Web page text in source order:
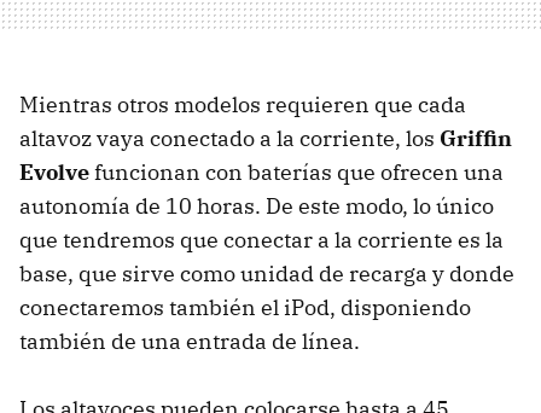
Mientras otros modelos requieren que cada
altavoz vaya conectado a la corriente, los Griffin
Evolvefuncionan con baterías que ofrecen una
autonomía de 10 horas. De este modo, lo único
que tendremos que conectar a la corriente es la
base, que sirve como unidad de recarga y donde
conectaremos también el iPod, disponiendo
también de una entrada de línea.